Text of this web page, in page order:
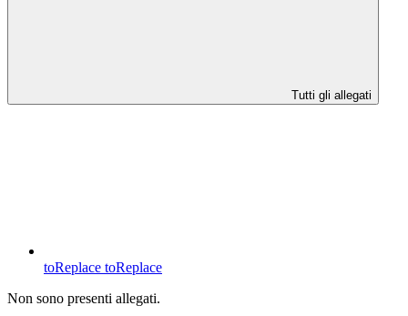
Tutti gli allegati
toReplace toReplace
Non sono presenti allegati.